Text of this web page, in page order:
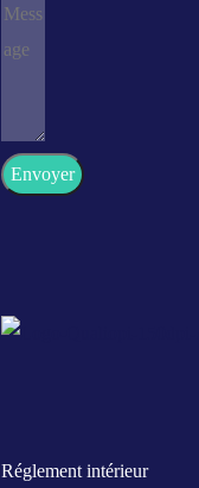
Envoyer
Réglement intérieur